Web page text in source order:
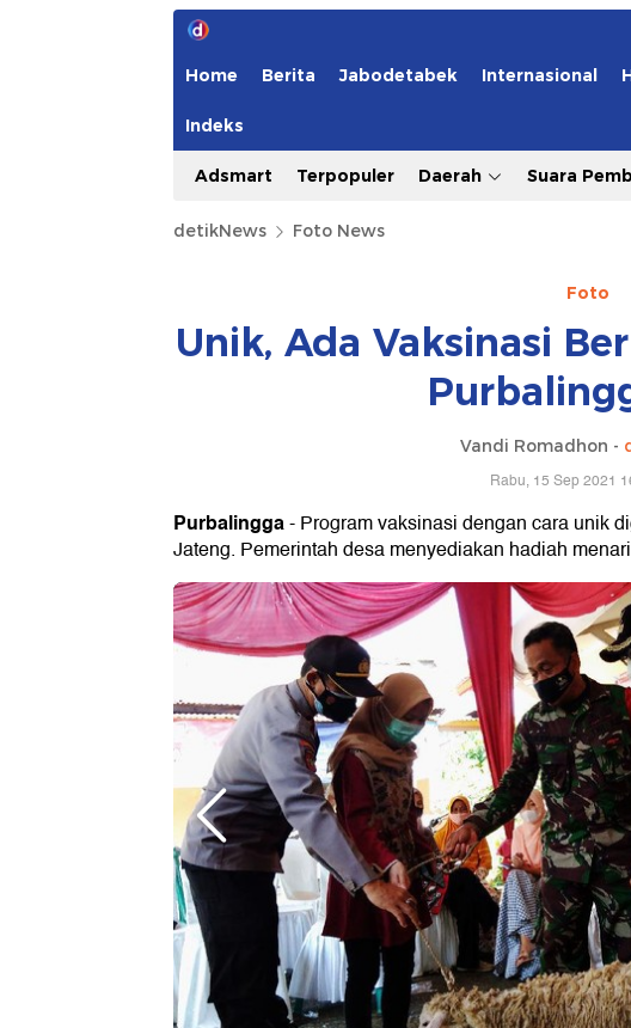
Home Berita Jabodetabek Internasional
Indeks
Adsmart Terpopuler Daerah Suara
detikNews Foto News
Foto
Unik, Ada Vaksinasi
Vandi Romadhon -
Rabu, 15 Sep 2021
Purbalingga- Program vaksinasi dengan cara unik
Jateng. Pemerintah desa menyediakan hadiah